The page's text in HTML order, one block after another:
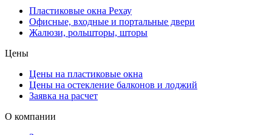
Пластиковые окна Рехау
Офисные, входные и портальные двери
Жалюзи, рольшторы, шторы
Цены
Цены на пластиковые окна
Цены на остекление балконов и лоджий
Заявка на расчет
О компании